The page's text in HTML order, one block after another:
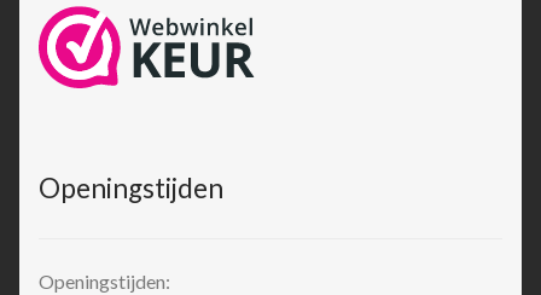
Openingstijden
Openingstijden: